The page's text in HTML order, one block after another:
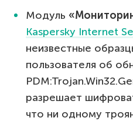
Модуль
Kaspersky Internet
неизвестные
пользователя об
разрешает
что ни одному